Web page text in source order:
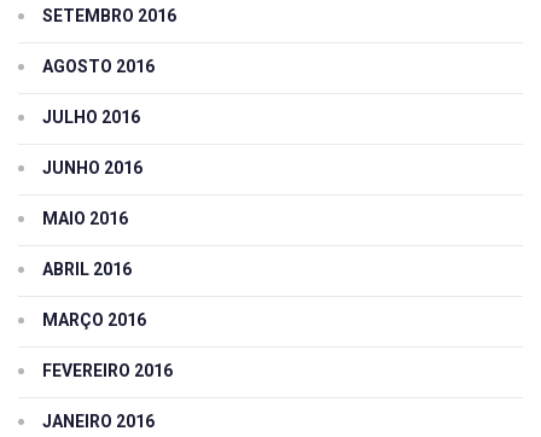
SETEMBRO 2016
AGOSTO 2016
JULHO 2016
JUNHO 2016
MAIO 2016
ABRIL 2016
MARÇO 2016
FEVEREIRO 2016
JANEIRO 2016